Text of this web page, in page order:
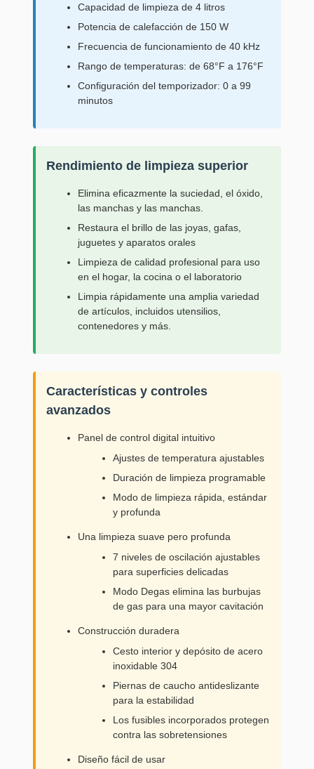
Capacidad de limpieza de 4 litros
Potencia de calefacción de 150 W
Frecuencia de funcionamiento de 40 kHz
Rango de temperaturas: de 68°F a 176°F
Configuración del temporizador: 0 a 99
minutos
Rendimiento de limpieza superior
Elimina eficazmente la suciedad, el óxido,
las manchas y las manchas.
Restaura el brillo de las joyas, gafas,
juguetes y aparatos orales
Limpieza de calidad profesional para uso
en el hogar, la cocina o el laboratorio
Limpia rápidamente una amplia variedad
de artículos, incluidos utensilios,
contenedores y más.
Características y controles
avanzados
Panel de control digital intuitivo
Ajustes de temperatura ajustables
Duración de limpieza programable
Modo de limpieza rápida, estándar
y profunda
Una limpieza suave pero profunda
7 niveles de oscilación ajustables
para superficies delicadas
Modo Degas elimina las burbujas
de gas para una mayor cavitación
Construcción duradera
Cesto interior y depósito de acero
inoxidable 304
Piernas de caucho antideslizante
para la estabilidad
Los fusibles incorporados protegen
contra las sobretensiones
Diseño fácil de usar